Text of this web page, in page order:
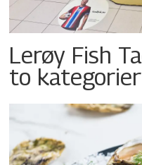
Lerøy Fish
to kategorier